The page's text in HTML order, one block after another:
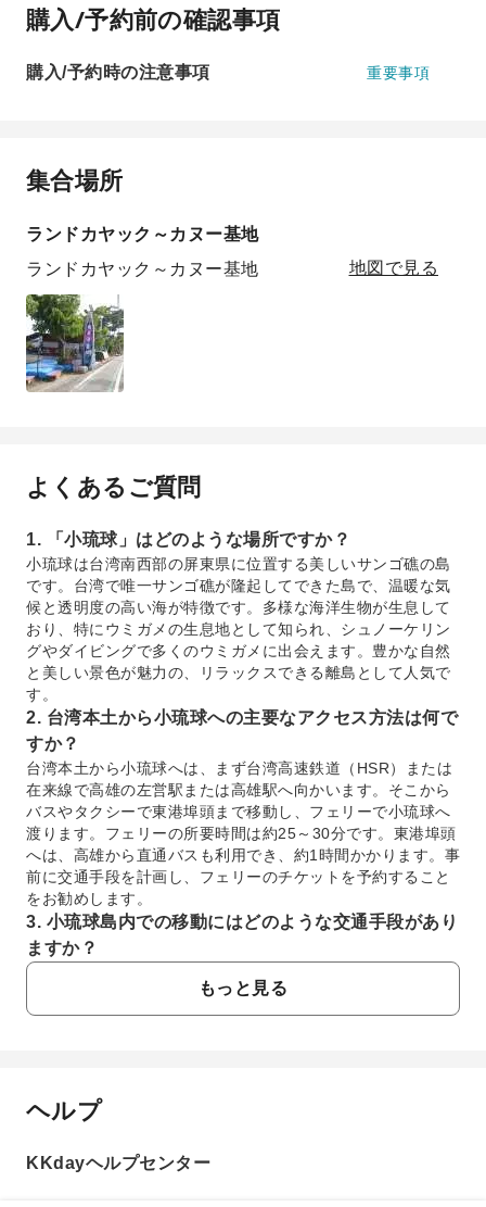
購入/予約前の確認事項
購入/予約時の注意事項 重要事項
集合場所
ランドカヤック～カヌー基地
ランドカヤック～カヌー基地
地図で見る
よくあるご質問
1. 「小琉球」はどのような場所ですか？
小琉球は台湾南西部の屏東県に位置する美しいサンゴ礁の島
です。台湾で唯一サンゴ礁が隆起してできた島で、温暖な気
候と透明度の高い海が特徴です。多様な海洋生物が生息して
おり、特にウミガメの生息地として知られ、シュノーケリン
グやダイビングで多くのウミガメに出会えます。豊かな自然
と美しい景色が魅力の、リラックスできる離島として人気で
す。
2. 台湾本土から小琉球への主要なアクセス方法は何で
すか？
台湾本土から小琉球へは、まず台湾高速鉄道（HSR）または
在来線で高雄の左営駅または高雄駅へ向かいます。そこから
バスやタクシーで東港埠頭まで移動し、フェリーで小琉球へ
渡ります。フェリーの所要時間は約25～30分です。東港埠頭
へは、高雄から直通バスも利用でき、約1時間かかります。事
前に交通手段を計画し、フェリーのチケットを予約すること
をお勧めします。
3. 小琉球島内での移動にはどのような交通手段があり
ますか？
小琉球島内では、主にスクーターをレンタルして移動するの
が一般的です。多くのレンタルショップが港周辺にあり、自
由に島内を巡ることができます。電動自転車のレンタルも可
サービスは現在のところ提供されていません。
4. 小琉球での旅行にかかる費用の目安を教えてくださ
い。
小琉球での旅行費用は、滞在日数やアクティビティ、宿泊施
もっと見る
よくあるご質問
1. 「小琉球」はどのような場所ですか？
ヘルプ
KKdayヘルプセンター